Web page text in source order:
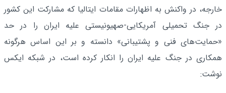
خارجه، در واکنش به اظهارات مقامات ایتالیا که مشارکت این کشور
در جنگ تحمیلی آمریکایی-صهیونیستی علیه ایران را در حد
«حمایت‌های فنی و پشتیبانی» دانسته و بر این اساس هرگونه
همکاری در جنگ علیه ایران را انکار کرده است، در شبکه ایکس
نوشت: